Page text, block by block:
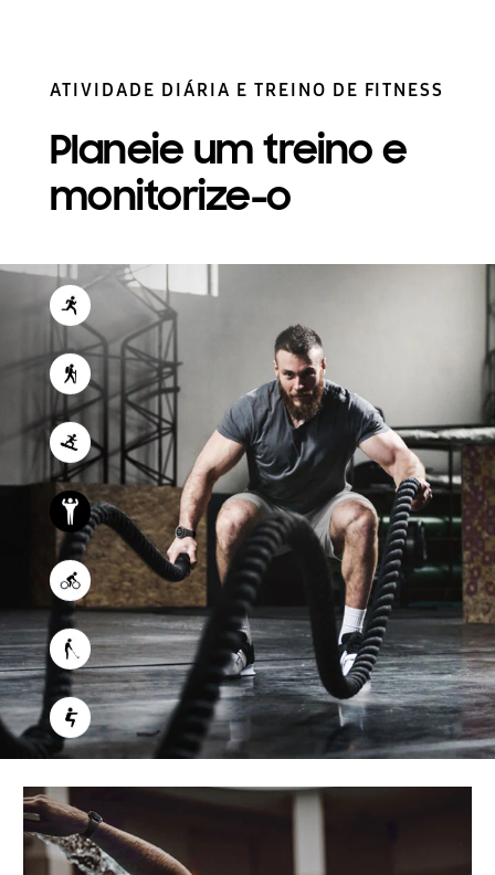
ATIVIDADE DIÁRIA E TREINO DE FITNESS
Planeie um treino e
monitorize-o